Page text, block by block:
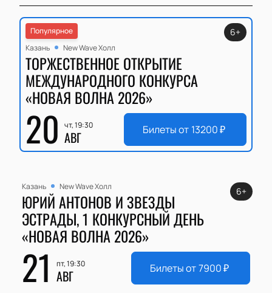
Популярное
Казань
New Wave Холл
ТОРЖЕСТВЕННОЕ ОТКРЫТИЕ
МЕЖДУНАРОДНОГО КОНКУРСА
«НОВАЯ ВОЛНА 2026»
20 чт, 19:30
АВГ
6+
Билеты от 13200₽
Казань New Wave Холл
ЮРИЙ АНТОНОВ И ЗВЕЗДЫ
ЭСТРАДЫ, 1 КОНКУРСНЫЙ ДЕНЬ
«НОВАЯ ВОЛНА 2026»
21 пт, 19:30
АВГ
6+
Билеты от7900₽